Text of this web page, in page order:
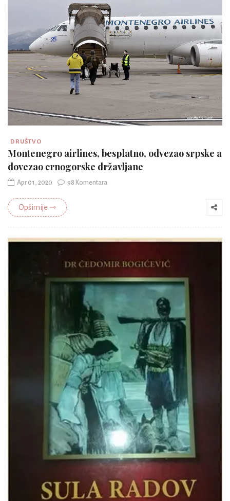
DRUŠTVO
Montenegro airlines, besplatno, odvezao srpske a
dovezao crnogorske državljane
Apr 01, 2020 98 Komentara
Opširnije ⇾